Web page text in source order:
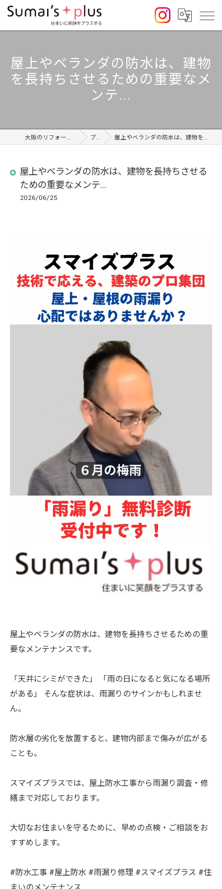
屋上やベランダの防水は、建物
を長持ちさせるための重要なメ
ンテ...
大阪のリフォームならSumai's Plus ブログ 屋上やベランダの防水は、建物を長持ちさせるための重要なメンテ...
屋上やベランダの防水は、建物を長持ちさせる
ための重要なメンテ...
2026/06/25
屋上やベランダの防水は、建物を長持ちさせるための重
要なメンテナンスです。⁡
「天井にシミができた」 「雨の日になると気になる場所
がある」 そんな症状は、雨漏りのサインかもしれませ
ん。⁡
防水層の劣化を放置すると、建物内部まで傷みが広がる
ことも。⁡
スマイズプラスでは、屋上防水工事から雨漏り調査・修
繕まで対応しております。⁡
大切なお住まいを守るために、早めの点検・ご相談をお
すすめします。⁡
#防水工事 #屋上防水 #雨漏り修理 #スマイズプラス #住